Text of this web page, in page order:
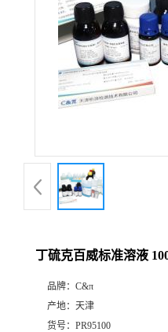
丁硫克百威标准溶液
品牌： C&π
产地： 天津
货号： PR95100